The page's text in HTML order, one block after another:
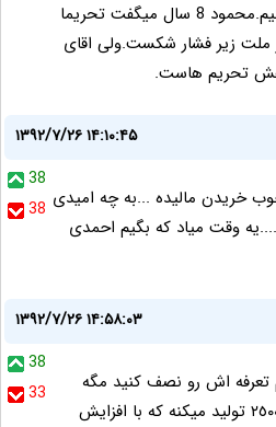
نیستم ولی باید تفاوتا رو ببینیم.محمود 8 سال میگفت تحریما
زیر فشار شکست.ولی اقای
تحریم هاست.
۱۳۹۲/۷/۲۶ ۱۴:۱۰:۴۵
38
38 خریدن مالیده ...به چه امیدی
وقت میاد که بگیم احمدی
۱۳۹۲/۷/۲۶ ۱۴:۵۸:۰۳
38
33
ميگي زير ٢٥٠٠ هم تعرفه اش رو نصف كنيد مگه
ايران ماشين با موتور بالاي ٢٥٠٠ توليد ميكنه كه با افزايش